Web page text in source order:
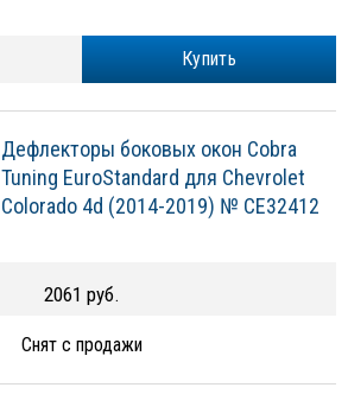
Купить
Дефлекторы боковых окон Cobra
Tuning EuroStandard для Chevrolet
Colorado 4d (2014-2019) № CE32412
2061 руб.
Снят с продажи